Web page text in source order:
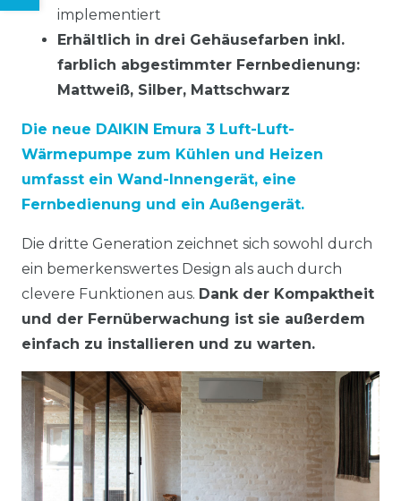
implementiert
Erhältlich in drei Gehäusefarben inkl.
farblich abgestimmter Fernbedienung:
Mattweiß, Silber, Mattschwarz
Die neue DAIKIN Emura 3 Luft-Luft-
Wärmepumpe zum Kühlen und Heizen
umfasst ein Wand-Innengerät, eine
Fernbedienung und ein Außengerät.
Die dritte Generation zeichnet sich sowohl durch
ein bemerkenswertes Design als auch durch
clevere Funktionen aus. Dank der Kompaktheit
und der Fernüberwachung ist sie außerdem
einfach zu installieren und zu warten.